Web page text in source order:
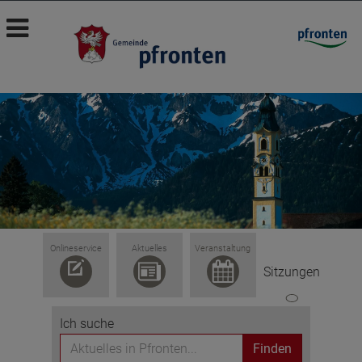
Onlineservice Aktuelles Veranstaltung
Sitzungen
Ich suche
Finden